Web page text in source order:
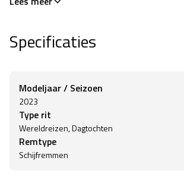
Specificaties
Modeljaar / Seizoen
2023
Type rit
Wereldreizen, Dagtochten
Remtype
Schijfremmen